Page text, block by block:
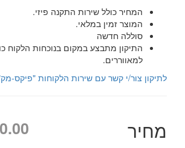
המחיר כולל שירות התקנה פיזי.
המוצר זמין במלאי.
סוללה חדשה
התיקון מתבצע במקום בנוכחות הלקוח
למאווררים.
לתיקון צור/י קשר עם שירות הלקוחות "פיקס-
מחיר